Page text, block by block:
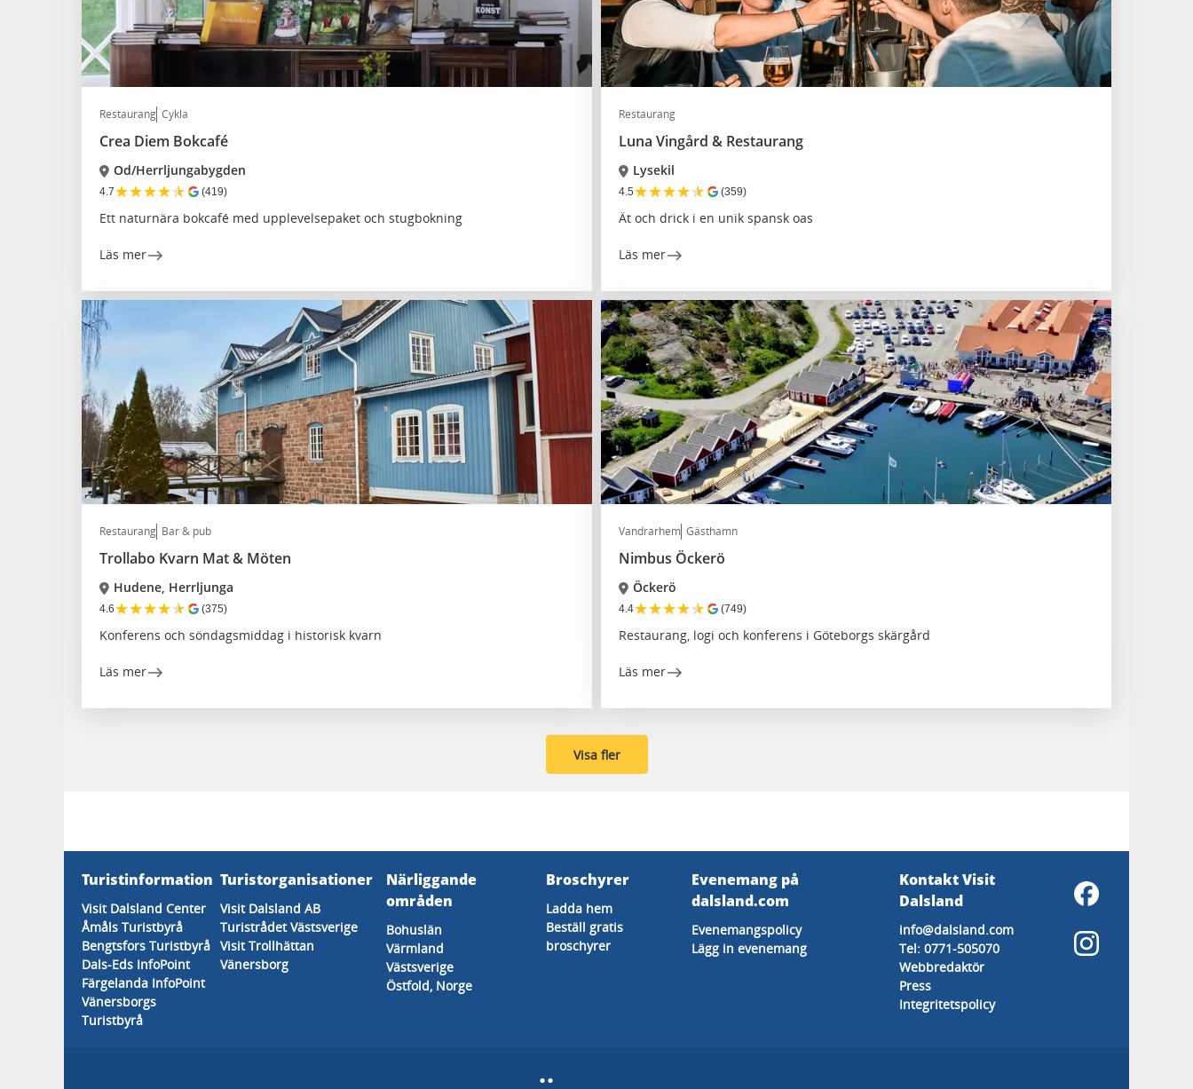
Restaurang Cykla
Crea Diem Bokcafé
Od/Herrljungabygden
4.7★★★★★ (419)
Ett naturnära bokcafé med upplevelsepaket och stugbokning
Läs mer
Restaurang
Luna Vingård & Restaurang
Lysekil
4.5★★★★★ (359)
Ät och drick i en unik spansk oas
Läs mer
Restaurang Bar & pub
Trollabo Kvarn Mat & Möten
Hudene, Herrljunga
4.6★★★★★ (375)
Konferens och söndagsmiddag i historisk kvarn
Läs mer
Vandrarhem Gästhamn
Nimbus Öckerö
Öckerö
4.4★★★★★ (749)
Restaurang, logi och konferens i Göteborgs skärgård
Läs mer
Visa fler
Turistinformation
Visit Dalsland Center
Åmåls Turistbyrå
Bengtsfors Turistbyrå
Dals-Eds InfoPoint
Färgelanda InfoPoint
Vänersborgs
Turistbyrå
Turistorganisationer
Visit Dalsland AB
Turistrådet Västsverige
Visit Trollhättan
Vänersborg
Närliggande
områden
Bohuslän
Värmland
Västsverige
Östfold, Norge
Broschyrer
Ladda hem
Beställ gratis
broschyrer
Evenemang på
dalsland.com
Evenemangspolicy
Lägg in evenemang
Kontakt Visit
Dalsland
info@dalsland.com
Tel: 0771-505070
Webbredaktör
Press
Integritetspolicy